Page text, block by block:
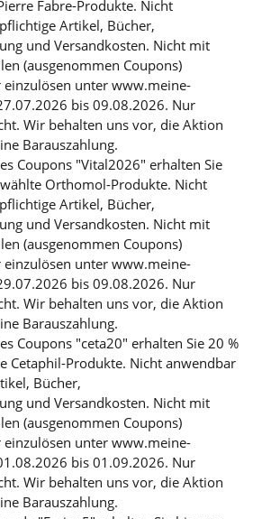
Fabre-Produkte. Nicht
Artikel, Bücher,
und Versandkosten. Nicht mit
(ausgenommen Coupons)
unter www.meine-
bis 09.08.2026. Nur
Wir behalten uns vor, die Aktion
Barauszahlung.
Coupons "Vital2026" erhalten Sie
Orthomol-Produkte. Nicht
Artikel, Bücher,
und Versandkosten. Nicht mit
(ausgenommen Coupons)
unter www.meine-
bis 09.08.2026. Nur
Wir behalten uns vor, die Aktion
Barauszahlung.
Coupons "ceta20" erhalten Sie 20 %
Cetaphil-Produkte. Nicht anwendbar
Bücher,
und Versandkosten. Nicht mit
(ausgenommen Coupons)
unter www.meine-
bis 01.09.2026. Nur
Wir behalten uns vor, die Aktion
Barauszahlung.